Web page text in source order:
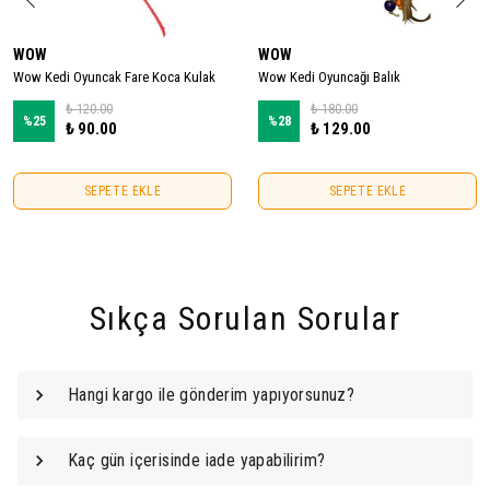
WOW
Wow Kedi Oyuncak Fare Koca Kulak
%25
₺ 120.00
₺ 90.00
SEPETE EKLE
WOW
Wow Kedi Oyuncağı Balık
%28
₺ 180.00
₺ 129.00
SEPETE EKLE
Sıkça Sorulan Sorular
Hangi kargo ile gönderim yapıyorsunuz?
Kaç gün içerisinde iade yapabilirim?